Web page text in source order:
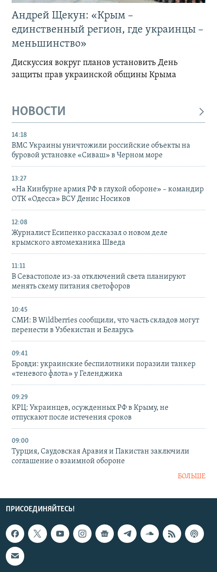
Андрей Щекун: «Крым –
единственный регион, где украинцы –
меньшинство»
Дискуссия вокруг планов установить День
защиты прав украинской общины Крыма
НОВОСТИ
14:18
ВМС Украины уничтожили российские объекты на
буровой установке «Сиваш» в Черном море
13:27
«На Кинбурне армия РФ в глухой обороне» – командир
ОТК «Одесса» ВСУ Денис Носиков
12:08
Журналист Есипенко рассказал о новом деле
крымского автомеханика Шведа
11:11
В Севастополе из-за отключений света планируют
менять схему питания светофоров
10:45
СМИ: В Wildberries сообщили, что часть складов могут
перенести в Узбекистан и Беларусь
09:41
Бровди: украинские беспилотники поразили танкер
«теневого флота» у Геленджика
09:29
КРЦ: Украинцев, осужденных РФ в Крыму, не
отпускают после истечения сроков
09:00
Турция, Саудовская Аравия и Пакистан заключили
соглашение о взаимной обороне
БОЛЬШЕ
ПРИСОЕДИНЯЙТЕСЬ!